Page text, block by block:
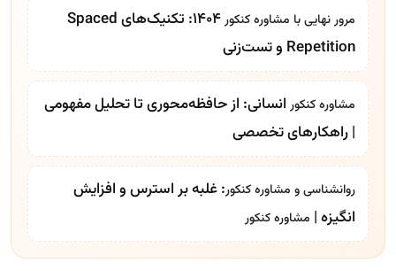
مرور نهایی با مشاوره کنکور
۱۴۰۴: تکنیک‌های Spaced
Repetition و تست‌زنی
مشاوره کنکور انسانی: از حافظه‌محوری تا تحلیل مفهومی
| راهکارهای تخصصی
روانشناسی و مشاوره کنکور: غلبه بر استرس و افزایش
انگیزه | مشاوره کنکور